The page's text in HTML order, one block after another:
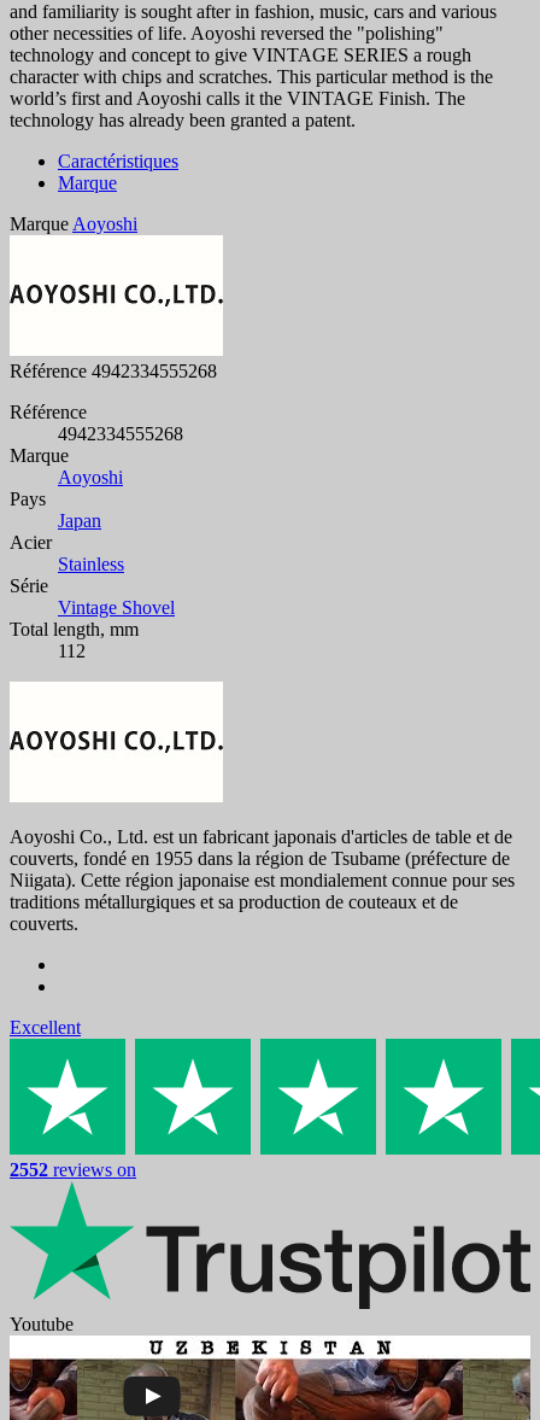
and familiarity is sought after in fashion, music, cars and various
other necessities of life. Aoyoshi reversed the "polishing"
technology and concept to give VINTAGE SERIES a rough
character with chips and scratches. This particular method is the
world’s first and Aoyoshi calls it the VINTAGE Finish. The
technology has already been granted a patent.
Caractéristiques
Marque
Marque Aoyoshi
Référence 4942334555268
Référence
4942334555268
Marque
Aoyoshi
Pays
Japan
Acier
Stainless
Série
Vintage Shovel
Total length, mm
112
Aoyoshi Co., Ltd. est un fabricant japonais d'articles de table et de
couverts, fondé en 1955 dans la région de Tsubame (préfecture de
Niigata). Cette région japonaise est mondialement connue pour ses
traditions métallurgiques et sa production de couteaux et de
couverts.
Excellent
2552 reviews on
Youtube